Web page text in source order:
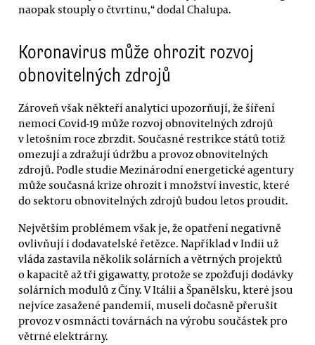
naopak stouply o čtvrtinu,“ dodal Chalupa.
Koronavirus může ohrozit rozvoj
obnovitelných zdrojů
Zároveň však někteří analytici upozorňují, že šíření
nemoci Covid-19 může rozvoj obnovitelných zdrojů
v letošním roce zbrzdit. Současné restrikce států totiž
omezují a zdražují údržbu a provoz obnovitelných
zdrojů. Podle studie Mezinárodní energetické agentury
může současná krize ohrozit i množství investic, které
do sektoru obnovitelných zdrojů budou letos proudit.
Největším problémem však je, že opatření negativně
ovlivňují i dodavatelské řetězce. Například v Indii už
vláda zastavila několik solárních a větrných projektů
o kapacitě až tři gigawatty, protože se zpožďují dodávky
solárních modulů z Číny. V Itálii a Španělsku, které jsou
nejvíce zasažené pandemií, museli dočasně přerušit
provoz v osmnácti továrnách na výrobu součástek pro
větrné elektrárny.